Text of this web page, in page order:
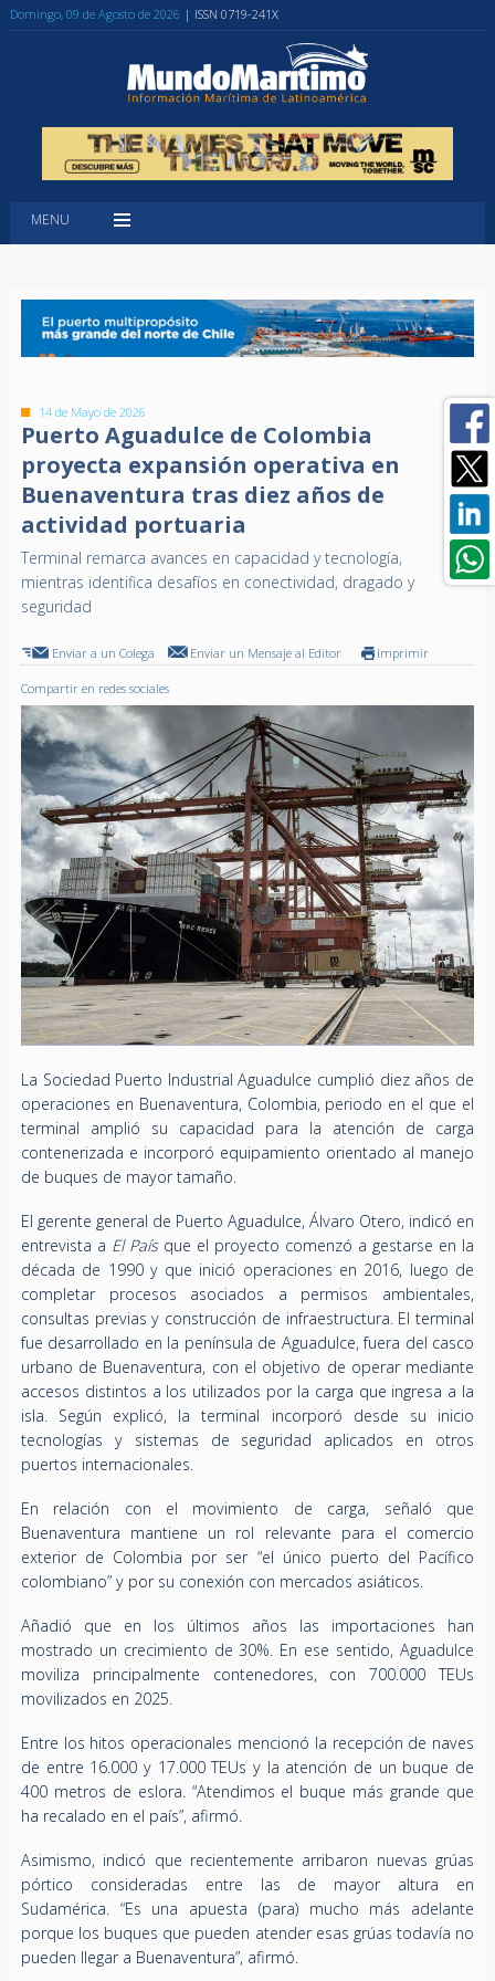
Domingo, 09 de Agosto de 2026 | ISSN 0719-241X
MENU
14 de Mayo de 2026
Puerto Aguadulce de Colombia
proyecta expansión operativa en
Buenaventura tras diez años de
actividad portuaria
Terminal remarca avances en capacidad y tecnología,
mientras identifica desafíos en conectividad, dragado y
seguridad
Enviar a un Colega Enviar un Mensaje al Editor Imprimir
Compartir en redes sociales
La Sociedad Puerto Industrial Aguadulce cumplió diez años de
operaciones en Buenaventura, Colombia, periodo en el que el
terminal amplió su capacidad para la atención de carga
contenerizada e incorporó equipamiento orientado al manejo
de buques de mayor tamaño.
El gerente general de Puerto Aguadulce, Álvaro Otero, indicó en
entrevista a El Paísque el proyecto comenzó a gestarse en la
década de 1990 y que inició operaciones en 2016, luego de
completar procesos asociados a permisos ambientales,
consultas previas y construcción de infraestructura. El terminal
fue desarrollado en la península de Aguadulce, fuera del casco
urbano de Buenaventura, con el objetivo de operar mediante
accesos distintos a los utilizados por la carga que ingresa a la
isla. Según explicó, la terminal incorporó desde su inicio
tecnologías y sistemas de seguridad aplicados en otros
puertos internacionales.
En relación con el movimiento de carga, señaló que
Buenaventura mantiene un rol relevante para el comercio
exterior de Colombia por ser “el único puerto del Pacífico
colombiano” y por su conexión con mercados asiáticos.
Añadió que en los últimos años las importaciones han
mostrado un crecimiento de 30%. En ese sentido, Aguadulce
moviliza principalmente contenedores, con 700.000 TEUs
movilizados en 2025.
Entre los hitos operacionales mencionó la recepción de naves
de entre 16.000 y 17.000 TEUs y la atención de un buque de
400 metros de eslora. “Atendimos el buque más grande que
ha recalado en el país”, afirmó.
Asimismo, indicó que recientemente arribaron nuevas grúas
pórtico consideradas entre las de mayor altura en
Sudamérica. “Es una apuesta (para) mucho más adelante
porque los buques que pueden atender esas grúas todavía no
pueden llegar a Buenaventura”, afirmó.